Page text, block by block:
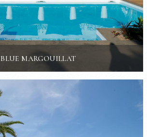
BLUE MARGOUILLAT